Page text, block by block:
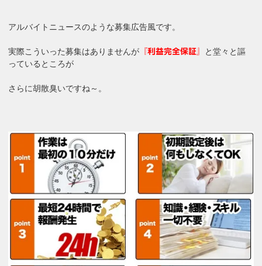
アルバイトニュースのような募集広告風です。
実際こういった募集はありませんが 『利益完全保証』
と堂々と謳
っているところが
さらに胡散臭いですね～。